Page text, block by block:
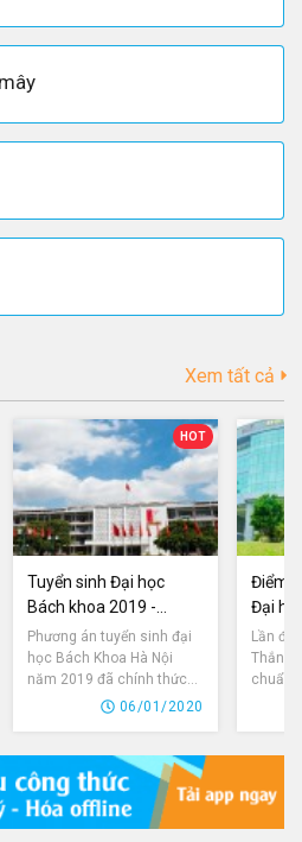
Xem tất cả
HOT
Tuyển sinh Đại học
Bách khoa 2019 -
Thông tin cần biết
Phương án tuyển sinh đại
học Bách Khoa Hà Nội
năm 2019 đã chính thức
được công bố, theo đó
06/01/2020
Điểm
Đại
2019
Lần
Thắng
chuẩn
đại
theo